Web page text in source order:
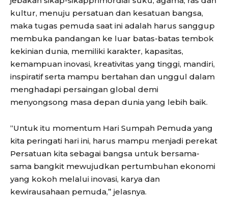
kultur, menuju persatuan dan kesatuan bangsa,
maka tugas pemuda saat ini adalah harus sanggup
membuka pandangan ke luar batas-batas tembok
kekinian dunia, memiliki karakter, kapasitas,
kemampuan inovasi, kreativitas yang tinggi, mandiri,
inspiratif serta mampu bertahan dan unggul dalam
menghadapi persaingan global demi
menyongsong masa depan dunia yang lebih baik.
“Untuk itu momentum Hari Sumpah Pemuda yang
kita peringati hari ini, harus mampu menjadi perekat
Persatuan kita sebagai bangsa untuk bersama-
sama bangkit mewujudkan pertumbuhan ekonomi
yang kokoh melalui inovasi, karya dan
kewirausahaan pemuda,” jelasnya.